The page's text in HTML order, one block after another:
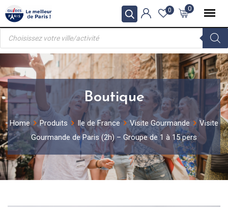
Skip
to
content
0
0
Recherche
produits
Boutique
Home Produits Ile de France Visite Gourmande
Visite
Gourmande de Paris (2h) – Groupe de 1 à 15 pers